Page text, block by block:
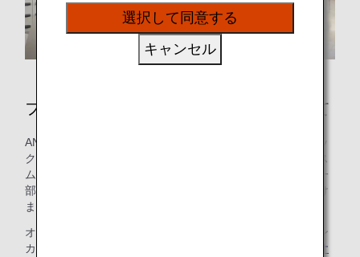
ファーストクラスの空港サービスについて
ANAでは、ファーストクラスをご利用のお客様には、チェッ
クインからご搭乗までのすべてのお手続きを、できる限りス
ムーズで快適にお過ごしいただけるよう努めております。一
部の空港では優先チェックインカウンターをご利用いただけ
ます。「First Class」のサインをお探しください。
オンラインチェックインをご利用のお客様は、チェックイン
カウンターへのお立ち寄りは不要です。詳細については、
オ
選択して同意する
キャンセル